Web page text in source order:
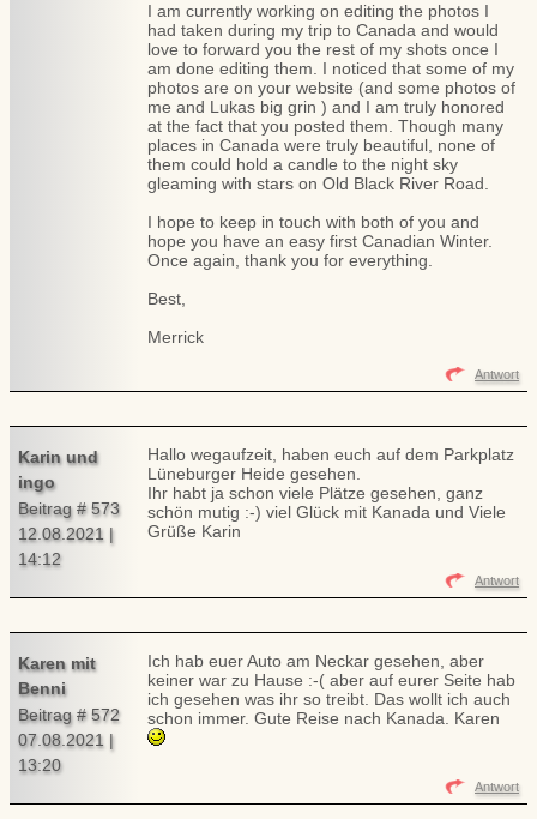
I am currently working on editing the photos I
had taken during my trip to Canada and would
love to forward you the rest of my shots once I
am done editing them. I noticed that some of my
photos are on your website (and some photos of
me and Lukas big grin ) and I am truly honored
at the fact that you posted them. Though many
places in Canada were truly beautiful, none of
them could hold a candle to the night sky
gleaming with stars on Old Black River Road.
I hope to keep in touch with both of you and
hope you have an easy first Canadian Winter.
Once again, thank you for everything.
Best,
Merrick
Antwort
Karin und
ingo
Beitrag # 573
12.08.2021 |
14:12
Hallo wegaufzeit, haben euch auf dem Parkplatz
Lüneburger Heide gesehen.
Ihr habt ja schon viele Plätze gesehen, ganz
schön mutig :-) viel Glück mit Kanada und Viele
Grüße Karin
Antwort
Karen mit
Benni
Beitrag # 572
07.08.2021 |
13:20
Ich hab euer Auto am Neckar gesehen, aber
keiner war zu Hause :-( aber auf eurer Seite hab
ich gesehen was ihr so treibt. Das wollt ich auch
schon immer. Gute Reise nach Kanada. Karen
Antwort